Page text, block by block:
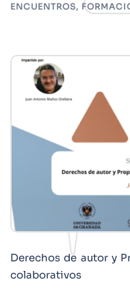
ENCUENTROS,
Derechos de autor y
colaborativos